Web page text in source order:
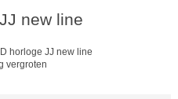
new line
vergroten